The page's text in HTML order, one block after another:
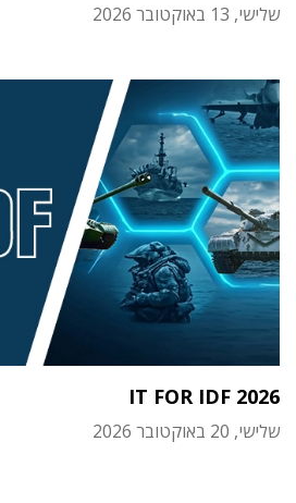
שלישי, 13 באוקטובר 2026
IT FOR IDF 2026
שלישי, 20 באוקטובר 2026